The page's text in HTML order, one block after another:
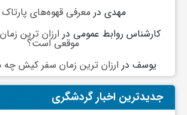
مهدی درمعرفی قهوه‌های
کارشناس روابط عمومی در ارزان ترین
موقعی است؟
یوسف در ارزان ترین زمان سفر کیش
جدیدترین اخبار گردشگری